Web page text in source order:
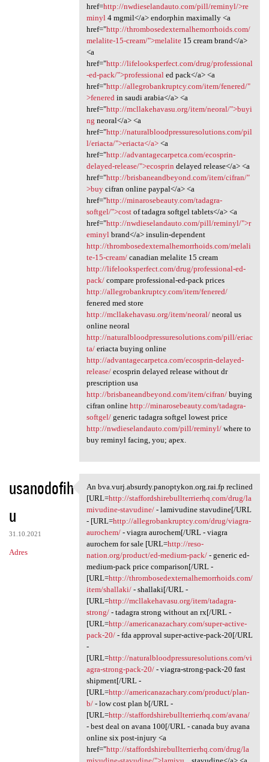
href=http://nwdieselandauto.com/pill/reminyl/>re
minyl 4 mgmil</a> endorphin maximally <a
href="http://thrombosedexternalhemorrhoids.com/
melalite-15-cream/">melalite15 cream brand</a>
<a
href="http://lifelooksperfect.com/drug/professional
-ed-pack/">professional ed pack</a> <a
href="http://allegrobankruptcy.com/item/fenered/"
>fenered in saudi arabia</a> <a
href="http://mcllakehavasu.org/item/neoral/">buyi
ng neoral</a> <a
href="http://naturalbloodpressuresolutions.com/pil
l/eriacta/">eriacta</a><a
href="http://advantagecarpetca.com/ecosprin-
delayed-release/">ecosprin delayed release</a> <a
href="http://brisbaneandbeyond.com/item/cifran/"
>buycifran online paypal</a> <a
href="http://minarosebeauty.com/tadagra-
softgel/">costof tadagra softgel tablets</a> <a
href="http://nwdieselandauto.com/pill/reminyl/">r
eminyl brand</a> insulin-dependent
http://thrombosedexternalhemorrhoids.com/melali
te-15-cream/canadian melalite 15 cream
http://lifelooksperfect.com/drug/professional-ed-
pack/compare professional-ed-pack prices
http://allegrobankruptcy.com/item/fenered/
fenered med store
http://mcllakehavasu.org/item/neoral/neoral us
online neoral
http://naturalbloodpressuresolutions.com/pill/eriac
ta/eriacta buying online
http://advantagecarpetca.com/ecosprin-delayed-
release/ecosprin delayed release without dr
prescription usa
http://brisbaneandbeyond.com/item/cifran/buying
cifran online http://minarosebeauty.com/tadagra-
softgel/generic tadagra softgel lowest price
http://nwdieselandauto.com/pill/reminyl/where to
buy reminyl facing, you; apex.
usanodofih
u
31.10.2021
Adres
An bva.vurj.absurdy
An bva.vurj.absurdy.panoptykon.org.rai.fp reclined
[URL=http://staffordshirebullterrierhq.com/drug/la
mivudine-stavudine/- lamivudine stavudine[/URL
- [URL=http://allegrobankruptcy.com/drug/viagra-
aurochem/- viagra aurochem[/URL - viagra
aurochem for sale [URL=http://reso-
nation.org/product/ed-medium-pack/- generic ed-
medium-pack price comparison[/URL -
[URL=http://thrombosedexternalhemorrhoids.com/
item/shallaki/- shallaki[/URL -
[URL=http://mcllakehavasu.org/item/tadagra-
strong/- tadagra strong without an rx[/URL -
[URL=http://americanazachary.com/super-active-
pack-20/- fda approval super-active-pack-20[/URL
-
[URL=http://naturalbloodpressuresolutions.com/vi
agra-strong-pack-20/- viagra-strong-pack-20 fast
shipment[/URL -
[URL=http://americanazachary.com/product/plan-
b/- low cost plan b[/URL -
[URL=http://staffordshirebullterrierhq.com/avana/
- best deal on avana 100[/URL - canada buy avana
online six post-injury <a
href="http://staffordshirebullterrierhq.com/drug/la